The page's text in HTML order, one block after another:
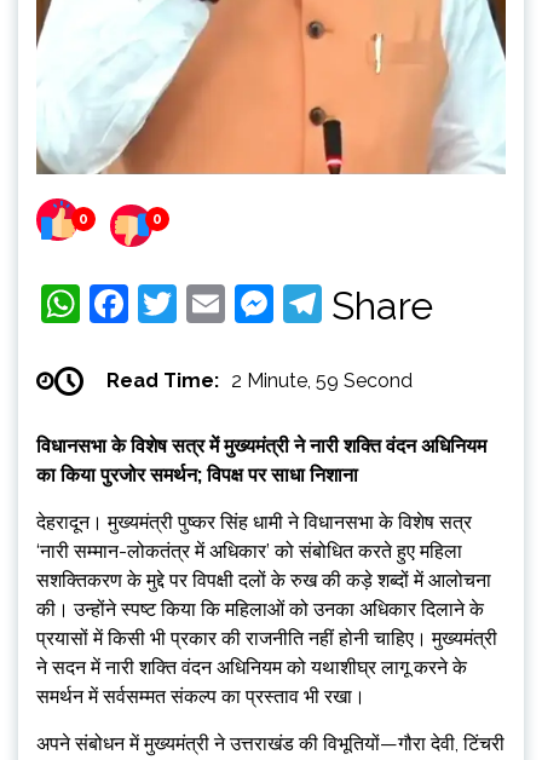
0 0
WhatsApp
Facebook
Twitter
EmailMessenger
Telegram
Share
Read Time: 2 Minute, 59 Second
विधानसभा के विशेष सत्र में मुख्यमंत्री ने नारी शक्ति वंदन अधिनियम
का किया पुरजोर समर्थन; विपक्ष पर साधा निशाना
देहरादून। मुख्यमंत्री पुष्कर सिंह धामी ने विधानसभा के विशेष सत्र
‘नारी सम्मान-लोकतंत्र में अधिकार’ को संबोधित करते हुए महिला
सशक्तिकरण के मुद्दे पर विपक्षी दलों के रुख की कड़े शब्दों में आलोचना
की। उन्होंने स्पष्ट किया कि महिलाओं को उनका अधिकार दिलाने के
प्रयासों में किसी भी प्रकार की राजनीति नहीं होनी चाहिए। मुख्यमंत्री
ने सदन में नारी शक्ति वंदन अधिनियम को यथाशीघ्र लागू करने के
समर्थन में सर्वसम्मत संकल्प का प्रस्ताव भी रखा।
अपने संबोधन में मुख्यमंत्री ने उत्तराखंड की विभूतियों—गौरा देवी, टिंचरी